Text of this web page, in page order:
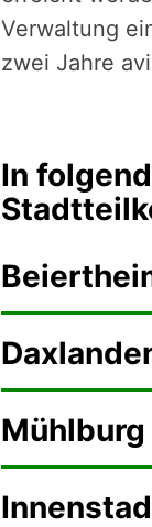
Verwaltung
zwei Jahre
In
Mühlburg